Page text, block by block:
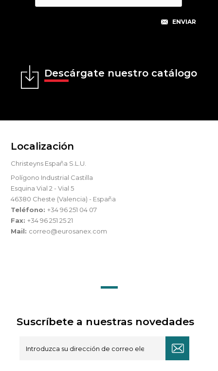
Descárgate nuestro catálogo
Localización
Christeyns España S.L.U.
Polígono Industrial Castilla
Esquina Vial 2 - Vial 5
46380 Cheste (Valencia) - España
Teléfono:+34 96 251 04 07
Fax:+34 96 251 25 21
Mail: correo@eurosanex.com
Suscríbete a nuestras novedades